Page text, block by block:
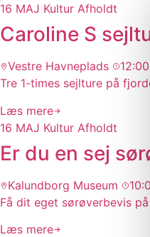
16 MAJ Kultur Afholdt
Caroline S
Vestre Havneplads
12:00
Tre 1-times sejlture på
Læs mere
16 MAJ Kultur Afholdt
Er du en sej
Kalundborg Museum
Få dit eget sørøverbevis
Læs mere